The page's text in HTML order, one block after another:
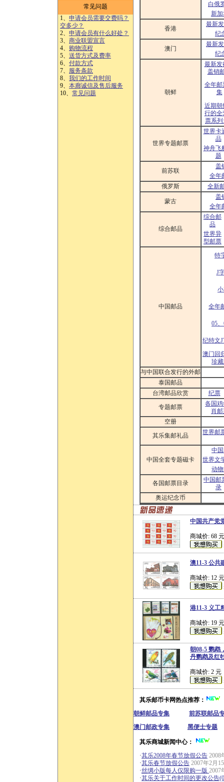
常见问题
1、 申请会员需要交费吗？
交多少？
2、 申请会员有什么好处？
3、 商业联盟宣言
4、 购物流程
5、 送货方式及费率
6、 付款方式
7、 服务条款
8、 我们的工作时间
9、 本廊诚信及售后服务
10、 常见问题
白俄
新
香港
最新
纪
澳门
最新
纪
朝鲜
最新发
盖销
全年邮
集
近期朝
行的全
票系列
世界专题邮票
世界卡
品
神舟飞
题
前苏联
盖
全年
俄罗斯
全新
蒙古
盖
全年
综合邮品
综合邮
品
世界异
型邮票
中国邮品
特
J
全年
05
纪特文
澳门回
珍
与中国联合发行的外邮
泰国邮品
台湾邮品欣赏
纪票
专题邮票
各国
肖
空册
其乐集邮礼品
世界邮
中国全套专题磁卡
中
世界文
动
各国邮票目录
中国邮
录
奥运纪念币
中国共产党
商城价: 68 元
澳11-3 公共
商城价: 12 元
港11-3 义工
商城价: 19 元
朝08-5 鹦鹉
丹鹦鹉及红
商城价: 2 元
其乐邮币卡网热点推荐：
朝鲜邮品专集
前苏联邮品
澳门邮政专集
黑便士专题
其乐商城新闻中心：
·其乐2008年春节放假公告 2008
·其乐春节放假公告 2007年2月
·丝绸小版每人仅限购一版 2007
·其乐关于工作时间的更改公告